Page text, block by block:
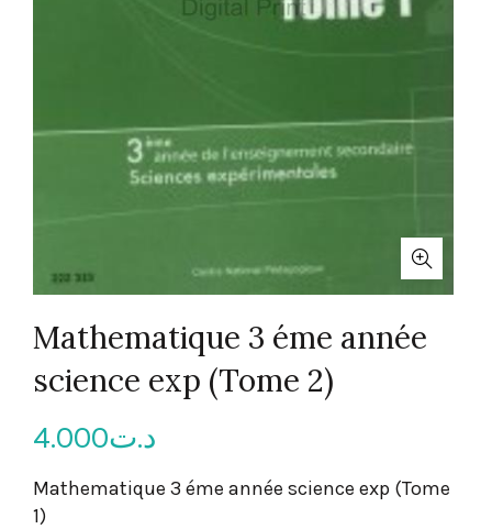
Mathematique 3 éme année
science exp (Tome 2)
د.ت4.000
Mathematique 3 éme année science exp (Tome
1)